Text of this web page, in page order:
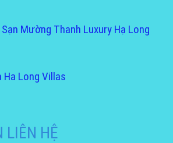
Mường Thanh Luxury Hạ Long
Ha Long Villas
LIÊN HỆ